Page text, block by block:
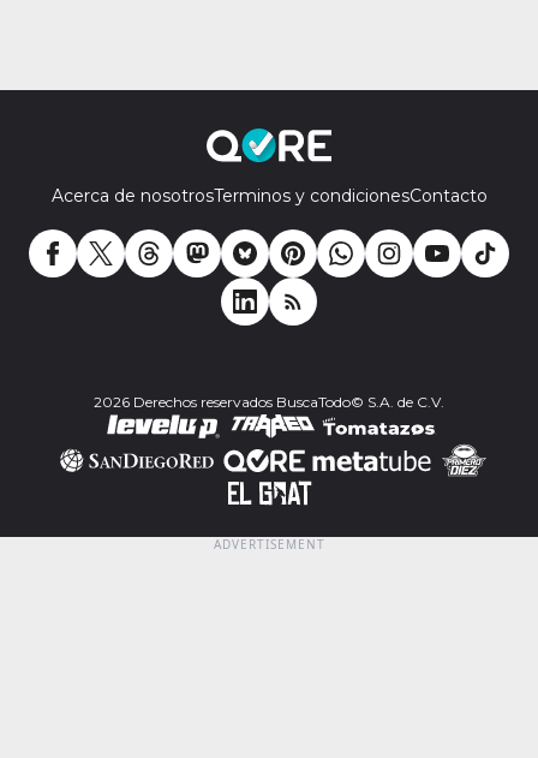
Acerca de nosotrosTerminos y condicionesContacto
2026 Derechos reservados BuscaTodo© S.A. de C.V.